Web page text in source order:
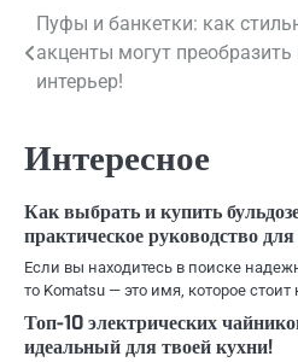
Навигация
по
Пуфы и банкетки: как
акценты могут
интерьер!
Интересное
Как выбрать и купить
практическое руководство
Если вы находитесь в поиске
то Komatsu — это имя, которое
Топ-10 электрических
идеальный для твоей кухни!